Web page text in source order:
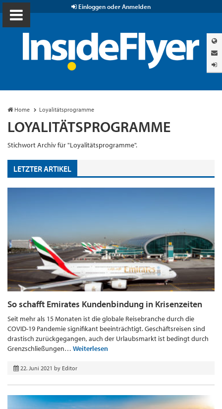
Einloggen oder Anmelden
Home Loyalitätsprogramme
LOYALITÄTSPROGRAMME
Stichwort Archiv für "Loyalitätsprogramme".
LETZTER ARTIKEL
So schafft Emirates Kundenbindung in Krisenzeiten
Seit mehr als 15 Monaten ist die globale Reisebranche durch die
COVID-19 Pandemie signifikant beeinträchtigt. Geschäftsreisen sind
drastisch zurückgegangen, auch der Urlaubsmarkt ist bedingt durch
Grenzschließungen… Weiterlesen
22. Juni 2021 by Editor